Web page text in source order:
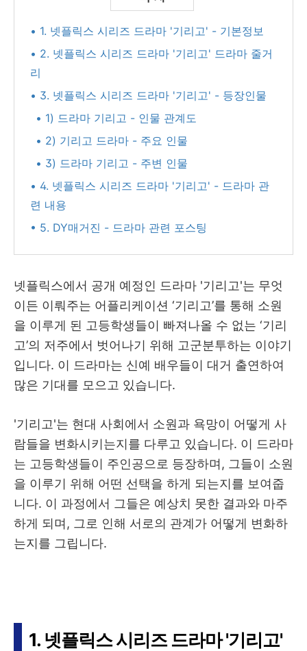
• 1. 넷플릭스 시리즈 드라마 '기리고' - 기본정보
• 2. 넷플릭스 시리즈 드라마 '기리고' 드라마 줄거
리
• 3. 넷플릭스 시리즈 드라마 '기리고' - 등장인물
• 1) 드라마 기리고 - 인물 관계도
• 2) 기리고 드라마 - 주요 인물
• 3) 드라마 기리고 - 주변 인물
• 4. 넷플릭스 시리즈 드라마 '기리고' - 드라마 관
련 내용
• 5. DY매거진 - 드라마 관련 포스팅
넷플릭스에서 공개 예정인 드라마 '기리고'는 무엇
이든 이뤄주는 어플리케이션 ‘기리고’를 통해 소원
을 이루게 된 고등학생들이 빠져나올 수 없는 ‘기리
고’의 저주에서 벗어나기 위해 고군분투하는 이야기
입니다. 이 드라마는 신예 배우들이 대거 출연하여
많은 기대를 모으고 있습니다.
'기리고'는 현대 사회에서 소원과 욕망이 어떻게 사
람들을 변화시키는지를 다루고 있습니다. 이 드라마
는 고등학생들이 주인공으로 등장하며, 그들이 소원
을 이루기 위해 어떤 선택을 하게 되는지를 보여줍
니다. 이 과정에서 그들은 예상치 못한 결과와 마주
하게 되며, 그로 인해 서로의 관계가 어떻게 변화하
는지를 그립니다.
1. 넷플릭스 시리즈 드라마 '기리고'